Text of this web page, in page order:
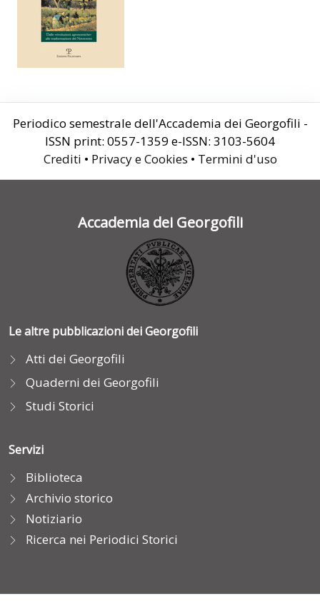
Periodico semestrale dell'Accademia dei Georgofili -
ISSN print: 0557-1359 e-ISSN: 3103-5604
Crediti • Privacy e Cookies • Termini d'uso
Accademia dei Georgofili
Le altre pubblicazioni dei Georgofili
Atti dei Georgofili
Quaderni dei Georgofili
Studi Storici
Servizi
Biblioteca
Archivio storico
Notiziario
Ricerca nei Periodici Storici